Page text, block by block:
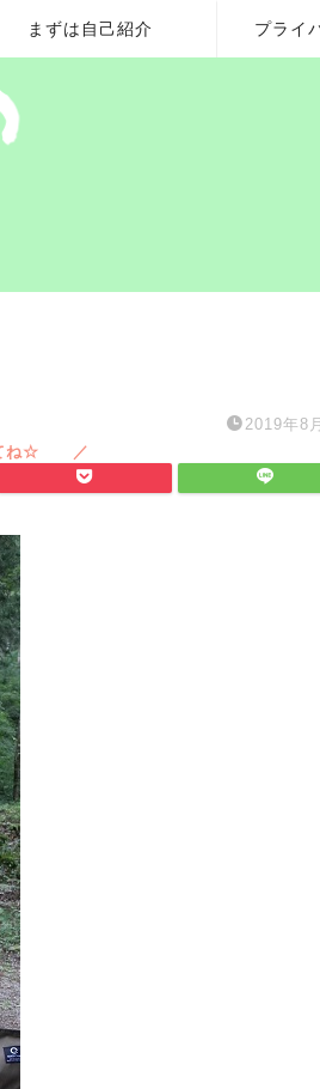
まずは自己紹介 プライ
2019年8